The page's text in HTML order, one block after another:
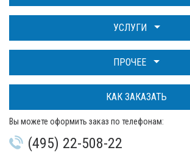
УСЛУГИ
ПРОЧЕЕ
КАК ЗАКАЗАТЬ
Вы можете оформить заказ по телефонам:
(495) 22-508-22